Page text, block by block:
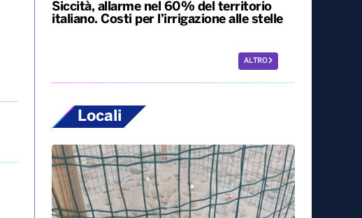
Siccità, allarme nel 60% del territorio
italiano. Costi per l’irrigazione alle stelle